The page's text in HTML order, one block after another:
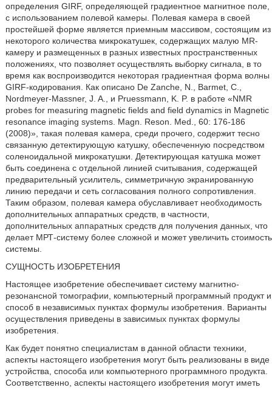
определения GIRF, определяющей градиентное магнитное поле,
с использованием полевой камеры. Полевая камера в своей
простейшей форме является приемным массивом, состоящим из
некоторого количества микрокатушек, содержащих малую MR-
камеру и размещенных в разных известных пространственных
положениях, что позволяет осуществлять выборку сигнала, в то
время как воспроизводится некоторая градиентная форма волны
GIRF-кодирования. Как описано De Zanche, N., Barmet, C.,
Nordmeyer-Massner, J. A., и Pruessmann, K. P. в работе «NMR
probes for measuring magnetic fields and field dynamics in Magnetic
resonance imaging systems. Magn. Reson. Med., 60: 176-186
(2008)», такая полевая камера, среди прочего, содержит тесно
связанную детектирующую катушку, обеспеченную посредством
соленоидальной микрокатушки. Детектирующая катушка может
быть соединена с отдельной линией считывания, содержащей
предварительный усилитель, симметричную экранированную
линию передачи и сеть согласования полного сопротивления.
Таким образом, полевая камера обуславливает необходимость
дополнительных аппаратных средств, в частности,
дополнительных аппаратных средств для получения данных, что
делает МРТ-систему более сложной и может увеличить стоимость
системы.
СУЩНОСТЬ ИЗОБРЕТЕНИЯ
Настоящее изобретение обеспечивает систему магнитно-
резонансной томографии, компьютерный программный продукт и
способ в независимых пунктах формулы изобретения. Варианты
осуществления приведены в зависимых пунктах формулы
изобретения.
Как будет понятно специалистам в данной области техники,
аспекты настоящего изобретения могут быть реализованы в виде
устройства, способа или компьютерного программного продукта.
Соответственно, аспекты настоящего изобретения могут иметь